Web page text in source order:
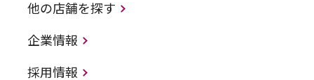
他の店舗を探す
企業情報
採用情報